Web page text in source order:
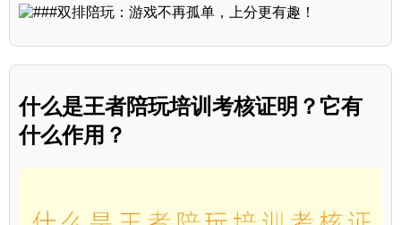
什么是王者陪玩培训考核证明？它有
什么作用？